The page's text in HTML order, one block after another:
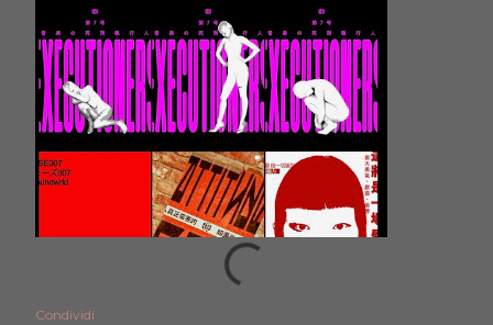
Condividi